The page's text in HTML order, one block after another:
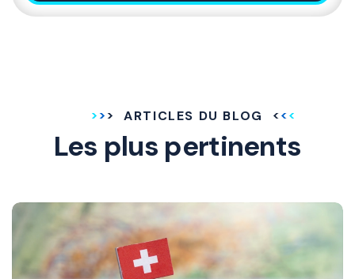
ARTICLES DU BLOG
Les plus pertinents